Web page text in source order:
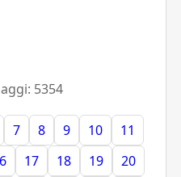
5354
7 8 9 10
11
17 18 19
20